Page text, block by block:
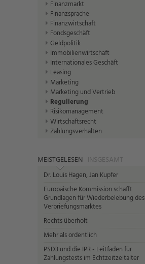
Finanzmarkt
Finanzsprache
Finanzwirtschaft
Fondsgeschäft
Geldpolitik
Immobilienwirtschaft
Internationales Geschäft
Leasing
Marketing
Marketing und Vertrieb
Regulierung
Risikomanagement
Wirtschaftsrecht
Zahlungsverhalten
MEISTGELESEN INSGESAMT
Dr. Louis Hagen, Jan Kupfer
Europäische Kommission schafft
Grundlagen für Wiederbelebung des
Verbriefungsmarktes
Rechts überholt
Mehr als ordentlich
PSD3 und die IPR - Leitfaden für
Zahlungstests im Echtzeitzeitalter